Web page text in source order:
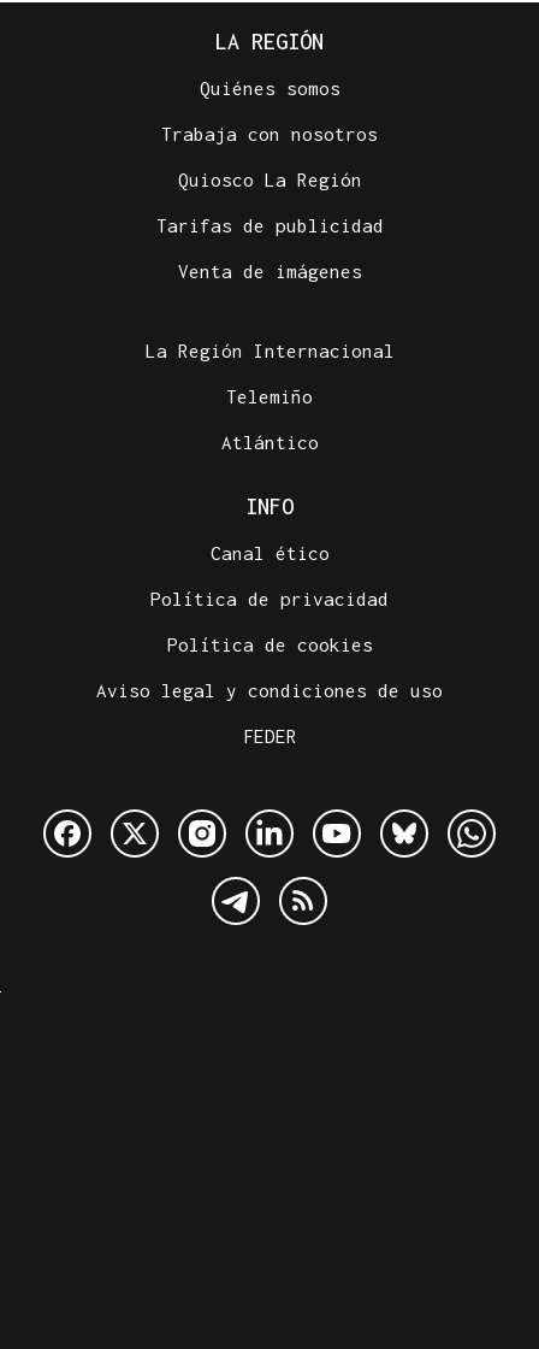
LA REGIÓN
Quiénes somos
Trabaja con nosotros
Quiosco La Región
Tarifas de publicidad
Venta de imágenes
La Región Internacional
Telemiño
Atlántico
INFO
Canal ético
Política de privacidad
Política de cookies
Aviso legal y condiciones de uso
FEDER